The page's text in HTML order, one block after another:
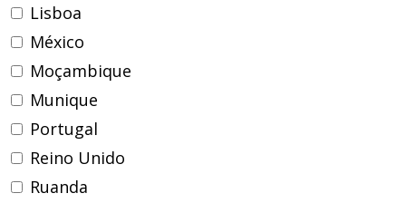
Lisboa
México
Moçambique
Munique
Portugal
Reino Unido
Ruanda